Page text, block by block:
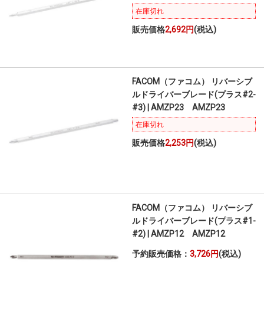
在庫切れ
販売価格2,692円(税込)
FACOM（ファコム） リバーシブ
ルドライバーブレード(プラス#2-
#3) | AMZP23 AMZP23
在庫切れ
販売価格2,253円(税込)
FACOM（ファコム） リバーシブ
ルドライバーブレード(プラス#1-
#2) | AMZP12 AMZP12
予約販売価格： 3,726円(税込)